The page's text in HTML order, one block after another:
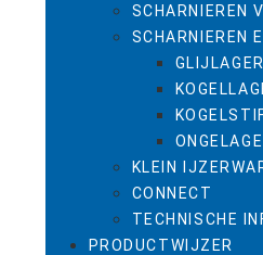
SCHARNIEREN
SCHARNIEREN
KLEIN
CONNECT
TECHNISCHE
PRODUCTWIJZER